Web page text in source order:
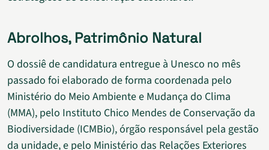
Abrolhos, Patrimônio Natural
O dossiê de candidatura entregue à Unesco no mês
passado foi elaborado de forma coordenada pelo
Ministério do Meio Ambiente e Mudança do Clima
(MMA), pelo Instituto Chico Mendes de Conservação da
Biodiversidade (ICMBio), órgão responsável pela gestão
da unidade, e pelo Ministério das Relações Exteriores